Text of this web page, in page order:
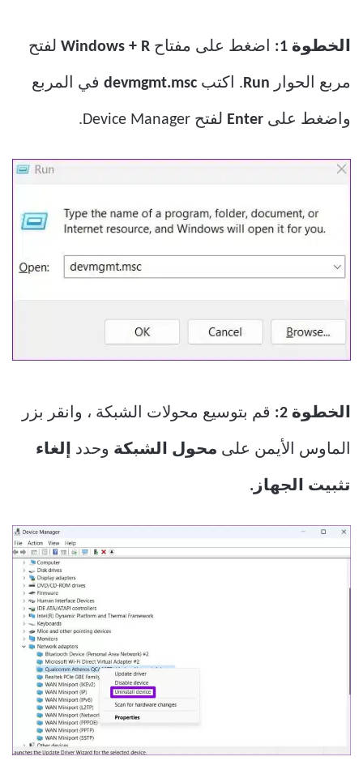
الخطوة 1: اضغط على مفتاح Windows + R لفتح
مربع الحوار Run . اكتب في المربع
واضغط على Enter لفتح Device Manager.
الخطوة 2: قم بتوسيع محولات الشبكة ، وانقر بزر
الماوس الأيمن على محول الشبكة وحدد إلغاء
تثبيت الجهاز.